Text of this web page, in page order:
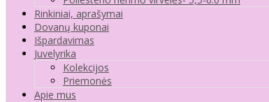
Rinkiniai, aprašymai
Dovanų kuponai
Išpardavimas
Juvelyrika
Kolekcijos
Priemonės
Apie mus